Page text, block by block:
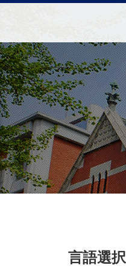
言語選択